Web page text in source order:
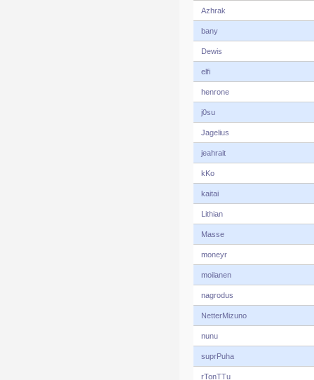
Azhrak
bany
Dewis
elfi
henrone
j0su
Jagelius
jeahrait
kKo
kaitai
Lithian
Masse
moneyr
moilanen
nagrodus
NetterMizuno
nunu
suprPuha
rTonTTu